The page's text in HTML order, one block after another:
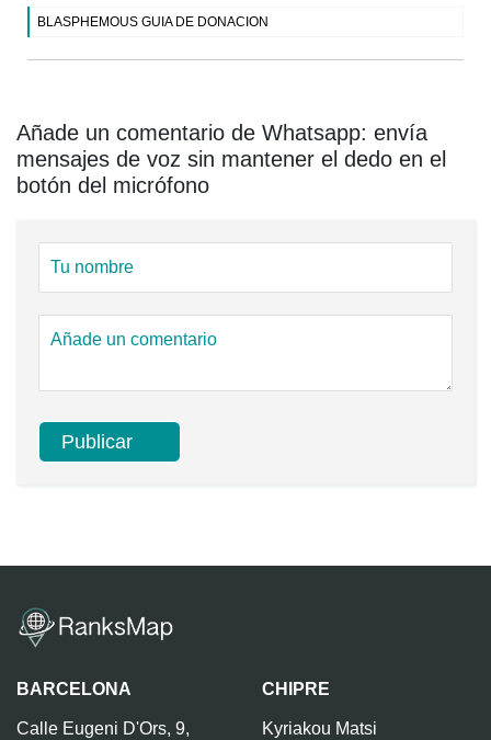
BLASPHEMOUS GUIA DE DONACION
Añade un comentario de Whatsapp: envía
mensajes de voz sin mantener el dedo en el
botón del micrófono
BARCELONA
Calle Eugeni D'Ors, 9,
CHIPRE
Kyriakou Matsi